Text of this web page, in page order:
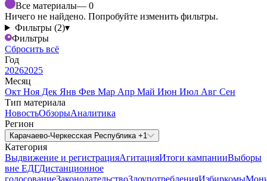
Все материалы— 0
Ничего не найдено. Попробуйте изменить фильтры.
Фильтры (2)▾
Фильтры
Сбросить всё
Год
20262025
Месяц
Окт Ноя Дек Янв Фев Мар Апр Май Июн Июл Авг Сен
Тип материала
НовостьОбзорыАналитика
Регион
Карачаево-Черкесская Республика +1
Категория
Выдвижение и регистрацияАгитацияИтоги кампанииВыборы
вне ЕДГДистанционное
голосованиеЗаконодательствоЗлоупотребленияИзбиркомы